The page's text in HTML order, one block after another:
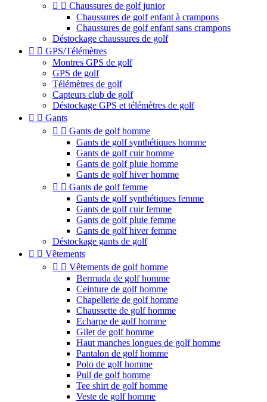
  Chaussures de golf junior
Chaussures de golf enfant à crampons
Chaussures de golf enfant sans crampons
Déstockage chaussures de golf
  GPS/Télémètres
Montres GPS de golf
GPS de golf
Télémètres de golf
Capteurs club de golf
Déstockage GPS et télémètres de golf
  Gants
  Gants de golf homme
Gants de golf synthétiques homme
Gants de golf cuir homme
Gants de golf pluie homme
Gants de golf hiver homme
  Gants de golf femme
Gants de golf synthétiques femme
Gants de golf cuir femme
Gants de golf pluie femme
Gants de golf hiver femme
Déstockage gants de golf
  Vêtements
  Vêtements de golf homme
Bermuda de golf homme
Ceinture de golf homme
Chapellerie de golf homme
Chaussette de golf homme
Echarpe de golf homme
Gilet de golf homme
Haut manches longues de golf homme
Pantalon de golf homme
Polo de golf homme
Pull de golf homme
Tee shirt de golf homme
Veste de golf homme